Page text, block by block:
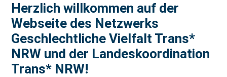
Herzlich willkommen auf der
Webseite des Netzwerks
Geschlechtliche Vielfalt Trans*
NRW und der Landeskoordination
Trans* NRW!